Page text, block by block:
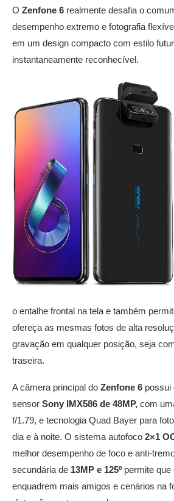
O Zenfone 6 realmente desafia o
desempenho extremo e fotografia
em um design compacto com estilo
instantaneamente reconhecível.
o entalhe frontal na tela e também
ofereça as mesmas fotos de alta
gravação em qualquer posição, seja
traseira.
A câmera principal do Zenfone 6 possui
sensor Sony IMX586 de 48MP, com
f/1.79, e tecnologia Quad Bayer para
dia e à noite. O sistema autofoco 2×1
melhor desempenho de foco e anti-
secundária de 13MP e 125ºpermite que
enquadrem mais amigos e cenários na